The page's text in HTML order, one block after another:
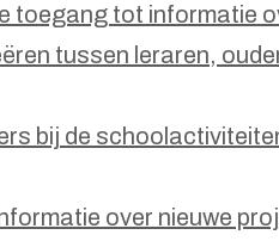
toegang tot informatie
tussen leraren,
bij de
over nieuwe